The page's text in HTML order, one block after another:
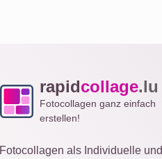
rapidcollage.lu
Fotocollagen ganz einfach
erstellen!
Fotocollagen als Individuelle und